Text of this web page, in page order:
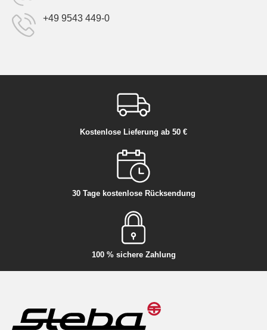
+49 9543 449-0
Kostenlose Lieferung ab 50 €
30 Tage kostenlose Rücksendung
100 % sichere Zahlung